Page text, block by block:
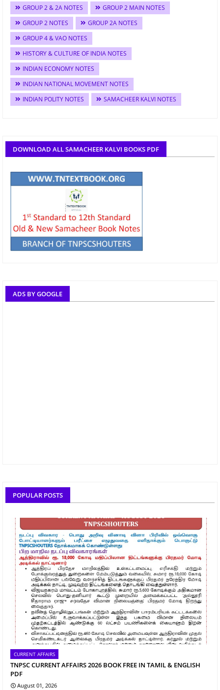
GROUP 2 & 2A NOTES
GROUP 2 MAIN NOTES
GROUP 2 NOTES
GROUP 2A NOTES
GROUP 4 & VAO NOTES
HISTORY & CULTURE OF INDIA NOTES
INDIAN ECONOMY NOTES
INDIAN NATIONAL MOVEMENT NOTES
INDIAN POLITY NOTES
SAMACHEER KALVI NOTES
DOWNLOAD ALL SAMACHEER KALVI BOOKS PDF
ADS BY GOOGLE
POPULAR POSTS
CURRENT AFFAIRS
TNPSC CURRENT AFFAIRS 2026 BOOK FREE IN TAMIL & ENGLISH
PDF
August 01, 2026